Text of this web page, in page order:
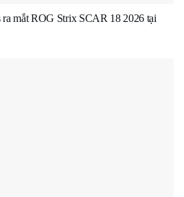
mắt ROG Strix SCAR 18 2026 tại